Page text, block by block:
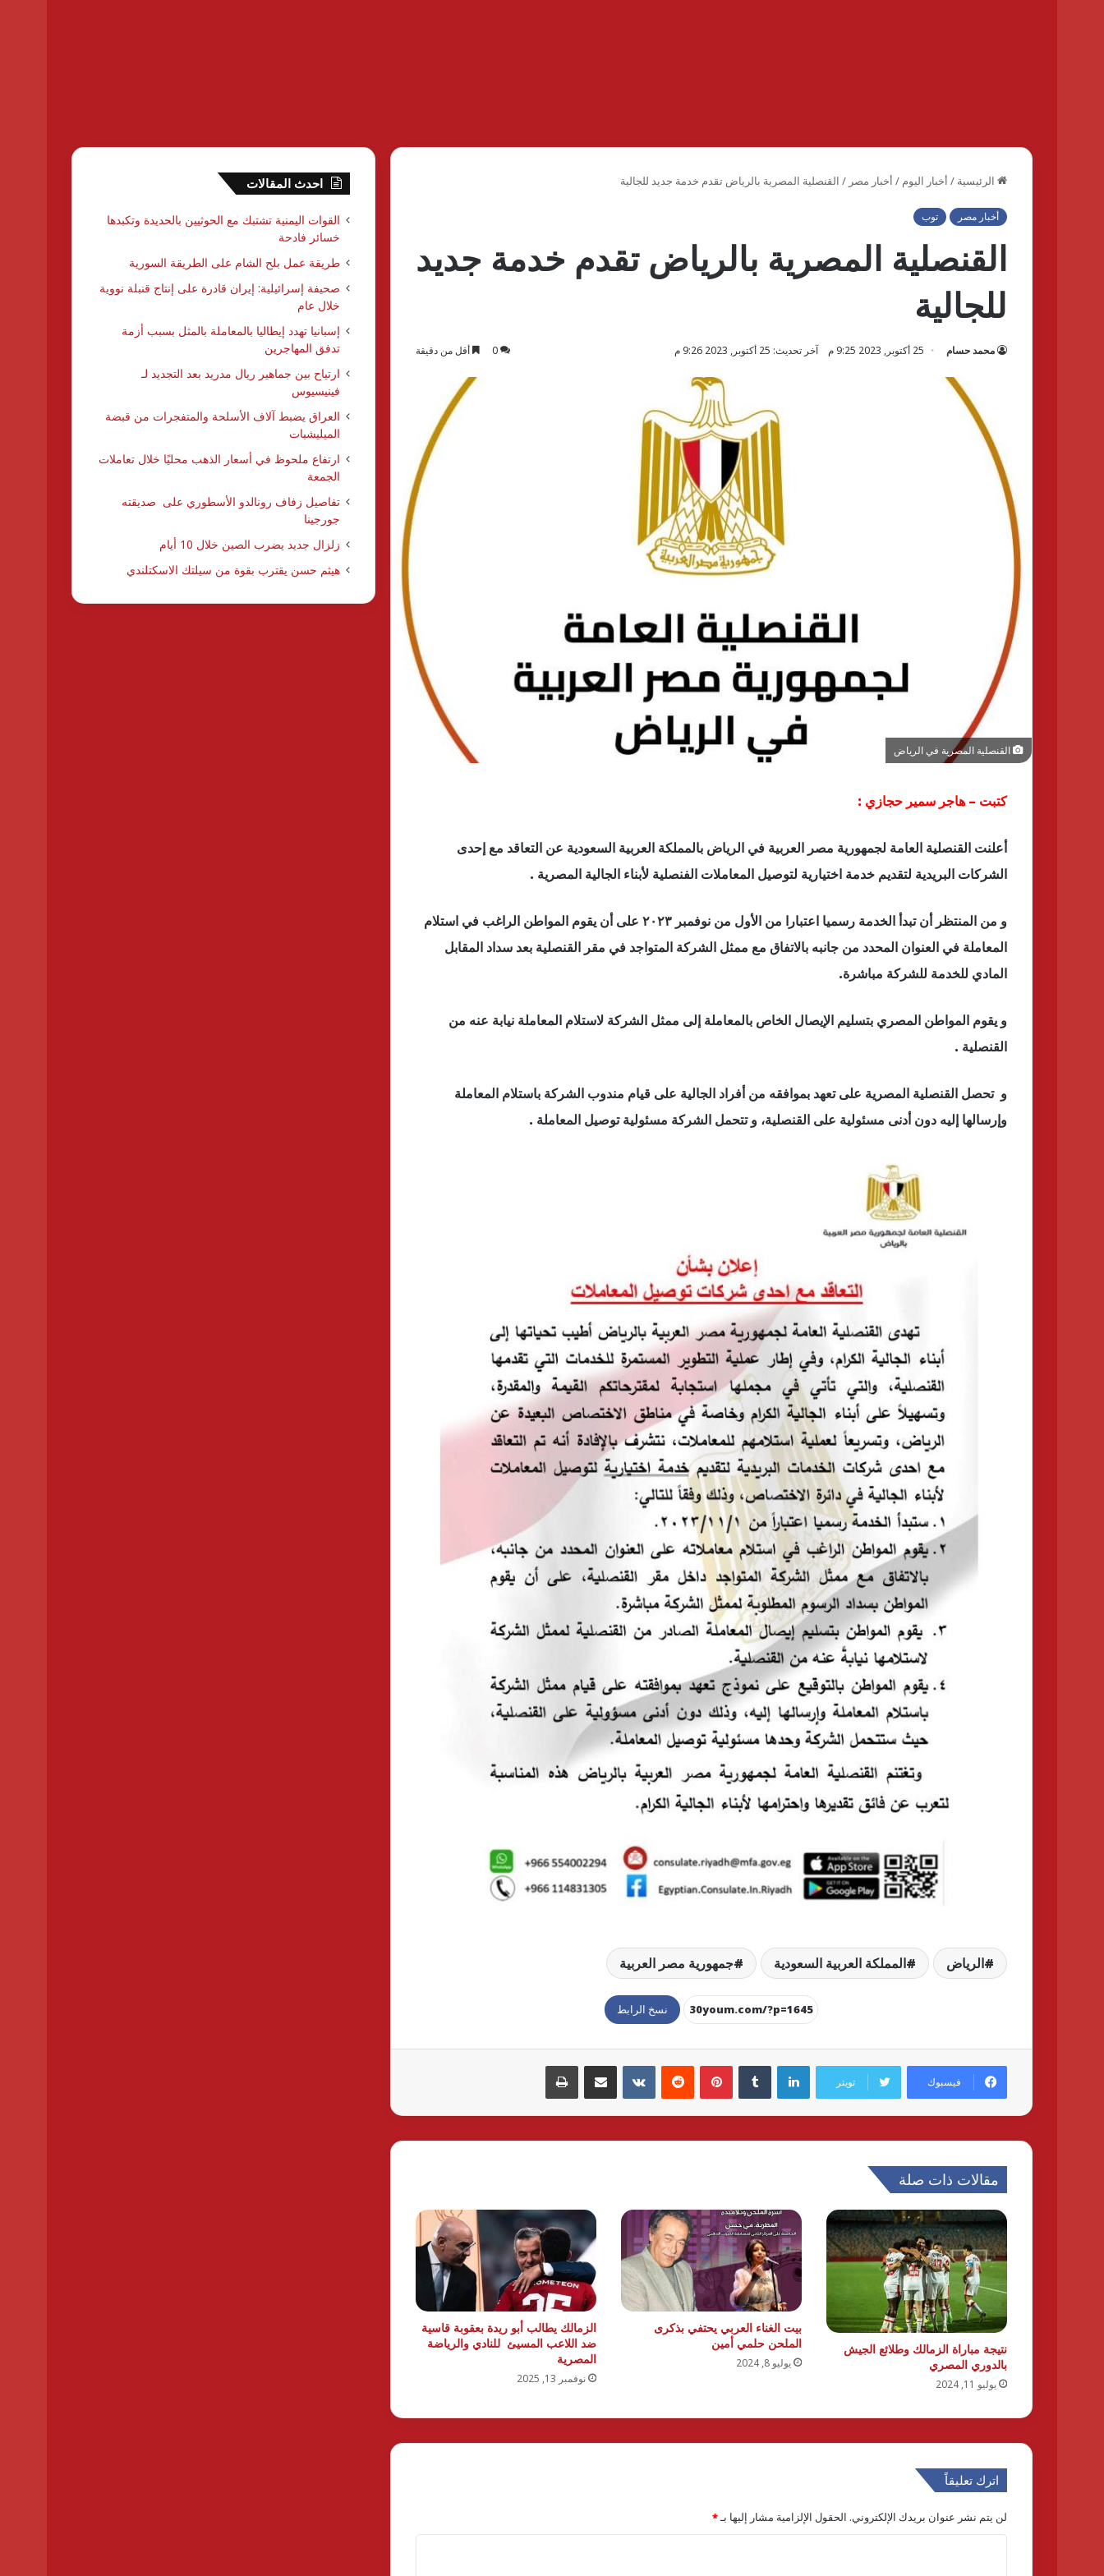
الرئيسية / أخبار اليوم / أخبار مصر / القنصلية المصرية بالرياض تقدم خدمة جديد للجالية
أخبار مصر توب
القنصلية المصرية بالرياض تقدم خدمة جديد
للجالية
محمد حسام 25 أكتوبر, 2023 9:25 م آخر تحديث: 25 أكتوبر, 2023 9:26 م 0 أقل من دقيقة
القنصلية المصرية في الرياض
كتبت – هاجر سمير حجازي :
أعلنت القنصلية العامة لجمهورية مصر العربية في الرياض بالمملكة العربية السعودية عن التعاقد مع إحدى
الشركات البريدية لتقديم خدمة اختيارية لتوصيل المعاملات الفنصلية لأبناء الجالية المصرية .
و من المنتظر أن تبدأ الخدمة رسميا اعتبارا من الأول من نوفمبر ٢٠٢٣ على أن يقوم المواطن الراغب في استلام
المعاملة في العنوان المحدد من جانبه بالاتفاق مع ممثل الشركة المتواجد في مقر القنصلية بعد سداد المقابل
المادي للخدمة للشركة مباشرة.
و يقوم المواطن المصري بتسليم الإيصال الخاص بالمعاملة إلى ممثل الشركة لاستلام المعاملة نيابة عنه من
القنصلية .
و تحصل القنصلية المصرية على تعهد بموافقه من أفراد الجالية على قيام مندوب الشركة باستلام المعاملة
وإرسالها إليه دون أدنى مسئولية على القنصلية، و تتحمل الشركة مسئولية توصيل المعاملة .
الرياض المملكة العربية السعودية جمهورية مصر العربية
نسخ الرابط
فيسبوك تويتر
لينكدإن بينتيريست مشاركة عبر البريد طباعة
مقالات ذات صلة
نتيجة مباراة الزمالك وطلائع الجيش
بالدوري المصري
يوليو 11, 2024
بيت الغناء العربي يحتفي بذكرى
الملحن حلمي أمين
يوليو 8, 2024
الزمالك يطالب أبو ريدة بعقوبة قاسية
ضد اللاعب المسيئ للنادي والرياضة
المصرية
نوفمبر 13, 2025
اترك تعليقاً
لن يتم نشر عنوان بريدك الإلكتروني. الحقول الإلزامية مشار إليها بـ*
احدث المقالات
القوات اليمنية تشتبك مع الحوثيين بالحديدة وتكبدها
خسائر فادحة
طريقة عمل بلح الشام على الطريقة السورية
صحيفة إسرائيلية: إيران قادرة على إنتاج قنبلة نووية
خلال عام
إسبانيا تهدد إيطاليا بالمعاملة بالمثل بسبب أزمة
تدفق المهاجرين
ارتياح بين جماهير ريال مدريد بعد التجديد لـ
فينيسيوس
العراق يضبط آلاف الأسلحة والمتفجرات من قبضة
الميليشبات
ارتفاع ملحوظ في أسعار الذهب محليًا خلال تعاملات
الجمعة
تفاصيل زفاف رونالدو الأسطوري على صديقته
جورجينا
زلزال جديد يضرب الصين خلال 10 أيام
هيثم حسن يقترب بقوة من سيلتك الاسكتلندي